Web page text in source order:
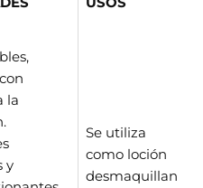
la
y
Se utiliza
como loción
desmaquillan